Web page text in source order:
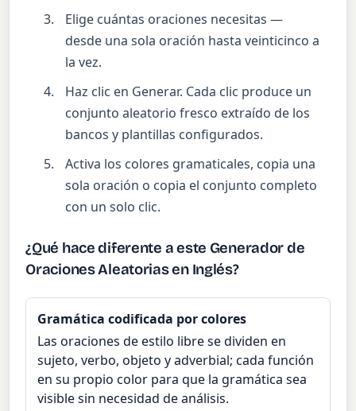
Elige cuántas oraciones necesitas —
desde una sola oración hasta veinticinco a
la vez.
Haz clic en Generar. Cada clic produce un
conjunto aleatorio fresco extraído de los
bancos y plantillas configurados.
Activa los colores gramaticales, copia una
sola oración o copia el conjunto completo
con un solo clic.
¿Qué hace diferente a este Generador de
Oraciones Aleatorias en Inglés?
Gramática codificada por colores
Las oraciones de estilo libre se dividen en
sujeto, verbo, objeto y adverbial; cada función
en su propio color para que la gramática sea
visible sin necesidad de análisis.